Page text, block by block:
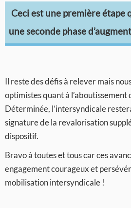
Ceci est une première étape
une seconde phase
Il reste des défis à relever mais
optimistes quant à l’aboutissement
Déterminée, l’intersyndicale
signature de la revalorisation
dispositif.
Bravo à toutes et tous car ces
engagement courageux et
mobilisation intersyndicale !